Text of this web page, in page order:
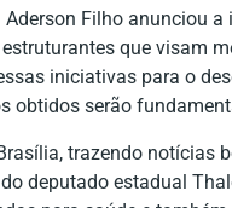
Aderson Filho anunciou
que visam
iniciativas para o
obtidos serão
trazendo notícias
deputado estadual